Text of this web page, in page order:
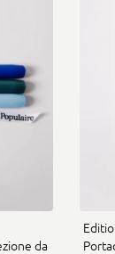
da